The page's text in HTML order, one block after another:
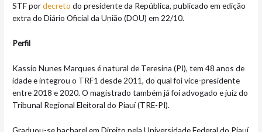
STF pordecreto do presidente da República, publicado em edição
extra do Diário Oficial da União (DOU) em 22/10.
Perfil
Kassio Nunes Marques é natural de Teresina (PI), tem 48 anos de
idade e integrou o TRF1 desde 2011, do qual foi vice-presidente
entre 2018 e 2020. O magistrado também já foi advogado e juiz do
Tribunal Regional Eleitoral do Piauí (TRE-PI).
Graduou-se bacharel em Direito pela Universidade Federal do Piauí